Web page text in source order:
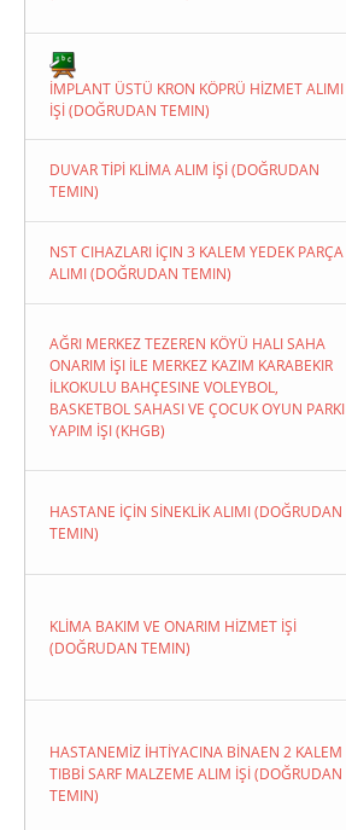
İMPLANT ÜSTÜ KRON KÖPRÜ HİZMET ALIMI
İŞİ (DOĞRUDAN TEMIN)
DUVAR TİPİ KLİMA ALIM İŞİ (DOĞRUDAN
TEMIN)
NST CIHAZLARI İÇIN 3 KALEM YEDEK PARÇA
ALIMI (DOĞRUDAN TEMIN)
AĞRI MERKEZ TEZEREN KÖYÜ HALI SAHA
ONARIM İŞI İLE MERKEZ KAZIM KARABEKIR
İLKOKULU BAHÇESINE VOLEYBOL,
BASKETBOL SAHASI VE ÇOCUK OYUN PARKI
YAPIM İŞI (KHGB)
HASTANE İÇİN SİNEKLİK ALIMI (DOĞRUDAN
TEMIN)
KLİMA BAKIM VE ONARIM HİZMET İŞİ
(DOĞRUDAN TEMIN)
HASTANEMİZ İHTİYACINA BİNAEN 2 KALEM
TIBBİ SARF MALZEME ALIM İŞİ (DOĞRUDAN
TEMIN)